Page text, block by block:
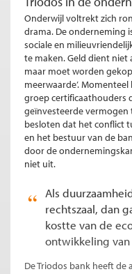
Onderwijl voltrekt zich
drama. De onderneming
sociale en
te maken. Geld dient niet
maar moet worden
meerwaarde’.
groep certificaathouders
geïnvesteerde vermogen
besloten dat het conflict
en het bestuur van de
door de
niet uit.
Als
rechtszaal, dan
kostte van de
ontwikkeling van
De Triodos bank heeft